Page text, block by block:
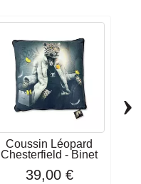
Coussin Léopard
Chesterfield - Binet
39,00 €
›